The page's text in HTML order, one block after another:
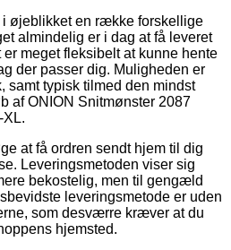
i øjeblikket en række forskellige
almindelig er i dag at få leveret
meget fleksibelt at kunne hente
der passer dig. Muligheden er
samt typisk tilmed den mindst
af ONION Snitmønster 2087
at få ordren sendt hjem til dig
Leveringsmetoden viser sig
bekostelig, men til gengæld
leveringsmetode er uden
som desværre kræver at du
hjemsted.